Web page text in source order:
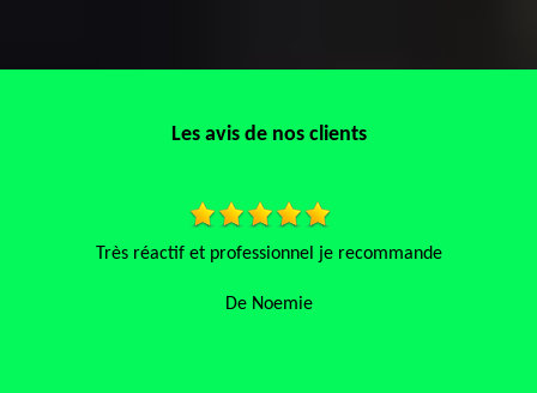
Les avis de nos clients
J’ai fait appel à cette entreprise, très bonne expérience